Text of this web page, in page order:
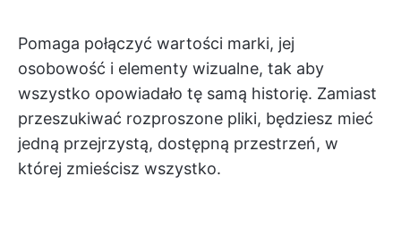
Pomaga połączyć wartości marki, jej
osobowość i elementy wizualne, tak aby
wszystko opowiadało tę samą historię. Zamiast
przeszukiwać rozproszone pliki, będziesz mieć
jedną przejrzystą, dostępną przestrzeń, w
której zmieścisz wszystko.